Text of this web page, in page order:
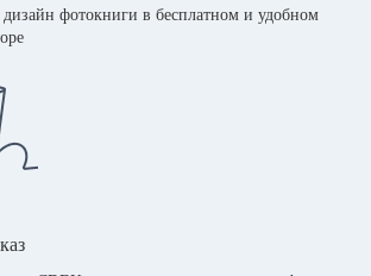
дизайн фотокниги в бесплатном и удобном